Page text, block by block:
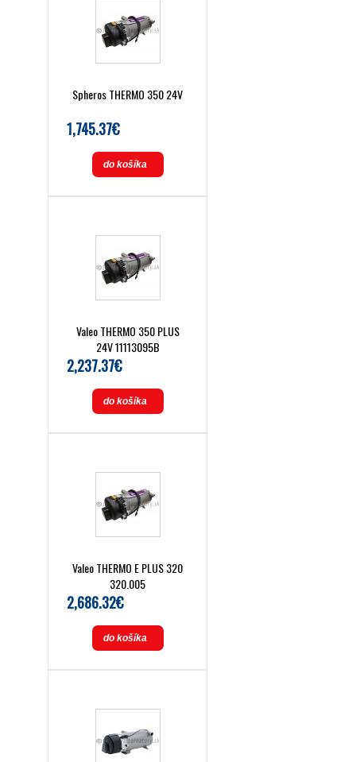
Spheros THERMO 350 24V
1,745.37€
do košíka
Valeo THERMO 350 PLUS
24V 11113095B
2,237.37€
do košíka
Valeo THERMO E PLUS 320
320.005
2,686.32€
do košíka